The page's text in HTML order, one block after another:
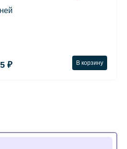
₽ В корзину